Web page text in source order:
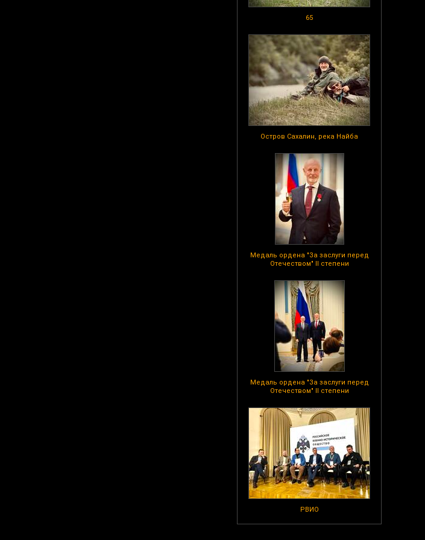
65
Остров Сахалин, река Найба
Медаль ордена "За заслуги перед
Отечеством" II степени
Медаль ордена "За заслуги перед
Отечеством" II степени
РВИО